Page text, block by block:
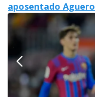
aposentado Aguero